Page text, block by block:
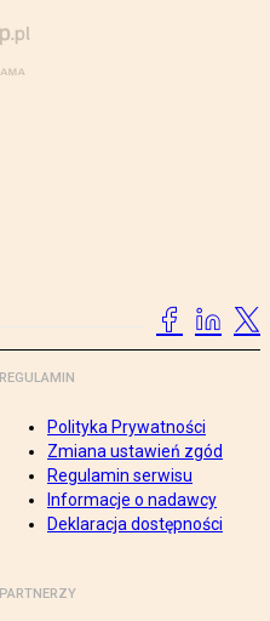
REGULAMIN
Polityka Prywatności
Zmiana ustawień zgód
Regulamin serwisu
Informacje o nadawcy
Deklaracja dostępności
PARTNERZY